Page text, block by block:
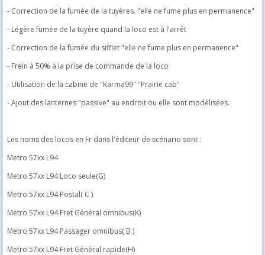
- Correction de la fumée de la tuyères. "elle ne fume plus en permanence"
- Légère fumée de la tuyère quand la loco est à l'arrêt
- Correction de la fumée du sifflet "elle ne fume plus en permanence"
- Frein à 50% à la prise de commande de la loco
- Utilisation de la cabine de "Karma99" "Prairie cab"
- Ajout des lanternes "passive" au endroit ou elle sont modélisées.
Les noms des locos en Fr dans l'éditeur de scénario sont :
Metro 57xx L94
Metro 57xx L94 Loco seule(G)
Metro 57xx L94 Postal( C )
Metro 57xx L94 Fret Général omnibus(K)
Metro 57xx L94 Passager omnibus( B )
Metro 57xx L94 Fret Général rapide(H)